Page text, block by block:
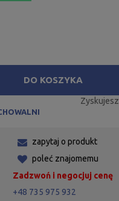
DO KOSZYKA
Zyskujesz
zapytaj o produkt
poleć znajomemu
Zadzwoń i negocjuj cenę
+48 735 975 932